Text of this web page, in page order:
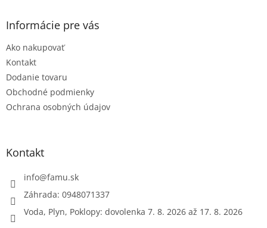
Informácie pre vás
Ako nakupovať
Kontakt
Dodanie tovaru
Obchodné podmienky
Ochrana osobných údajov
Kontakt
info@famu.sk
Záhrada: 0948071337
Voda, Plyn, Poklopy: dovolenka 7. 8. 2026 až 17. 8. 2026